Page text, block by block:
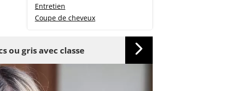
Entretien
Coupe de cheveux
ou gris avec classe